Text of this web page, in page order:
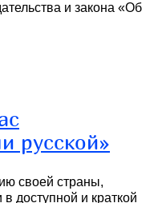
и закона «Об
русской»
своей страны,
доступной и краткой